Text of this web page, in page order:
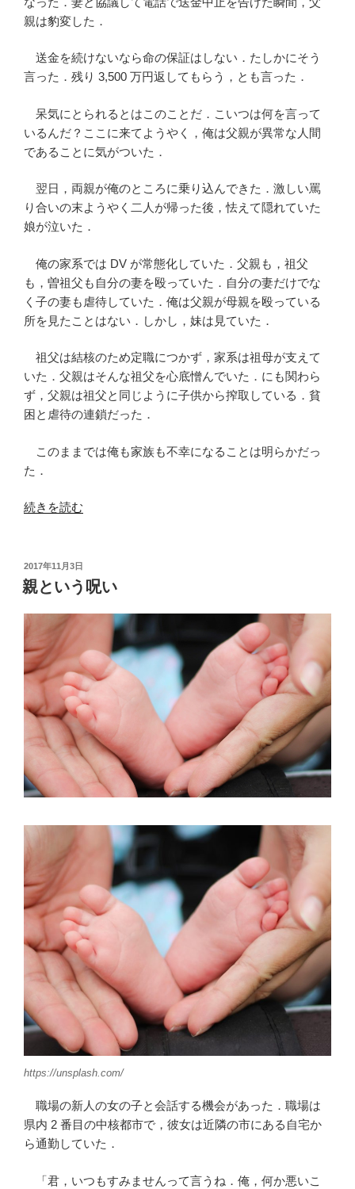
親は豹変した．
送金を続けないなら命の保証はしない．たしかにそう
言った．残り 3,500 万円返してもらう，とも言った．
呆気にとられるとはこのことだ．こいつは何を言って
いるんだ？ここに来てようやく，俺は父親が異常な人間
であることに気がついた．
翌日，両親が俺のところに乗り込んできた．激しい罵
り合いの末ようやく二人が帰った後，怯えて隠れていた
娘が泣いた．
俺の家系では DV が常態化していた．父親も，祖父
も，曽祖父も自分の妻を殴っていた．自分の妻だけでな
く子の妻も虐待していた．俺は父親が母親を殴っている
所を見たことはない．しかし，妹は見ていた．
祖父は結核のため定職につかず，家系は祖母が支えて
いた．父親はそんな祖父を心底憎んでいた．にも関わら
ず，父親は祖父と同じように子供から搾取している．貧
困と虐待の連鎖だった．
このままでは俺も家族も不幸になることは明らかだっ
た．
“訣
続きを読む
投
稿
日:
2017年11月3日
親という呪い
https://unsplash.com/
職場の新人の女の子と会話する機会があった．職場は
県内 2 番目の中核都市で，彼女は近隣の市にある自宅か
ら通勤していた．
「君，いつもすみませんって言うね．俺，何か悪いこ